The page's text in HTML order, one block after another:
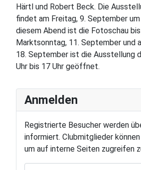
Anmelden
Registrierte Besucher werden
informiert. Clubmitglieder
um auf interne Seiten zugreifen
Härtl und Robert Beck. Die
findet am Freitag, 9. September
diesem Abend ist die Fotoschau
Marktsonntag, 11. September und
18. September ist die Ausstellung
Uhr bis 17 Uhr geöffnet.